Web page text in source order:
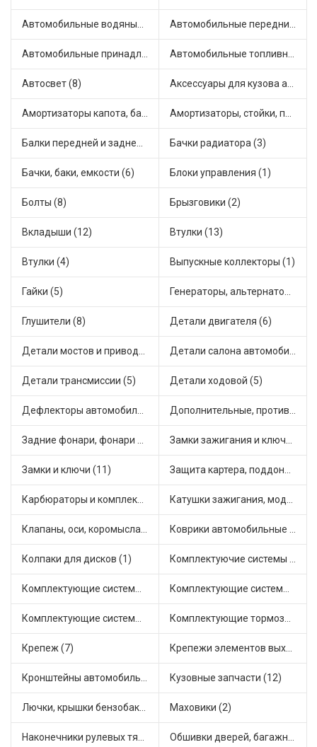
Автомобильные водяные насосы (13) Автомобильные передние фары (2)
Автомобильные принадлежности и аксессуары (2) Автомобильные топливные насосы (16)
Автосвет (8) Аксессуары для кузова автомобиля (2)
Амортизаторы капота, багажника (5) Амортизаторы, стойки, подушки стоек (23)
Балки передней и задней подвески (1) Бачки радиатора (3)
Бачки, баки, емкости (6) Блоки управления (1)
Болты (8) Брызговики (2)
Вкладыши (12) Втулки (13)
Втулки (4) Выпускные коллекторы (1)
Гайки (5) Генераторы, альтернаторы и комплектующие (7)
Глушители (8) Детали двигателя (6)
Детали мостов и привода трансмиссии (13) Детали салона автомобиля (16)
Детали трансмиссии (5) Детали ходовой (5)
Дефлекторы автомобильные (2) Дополнительные, противотуманные фары (2)
Задние фонари, фонари видимости (5) Замки зажигания и ключи (3)
Замки и ключи (11) Защита картера, поддона, КПП (1)
Карбюраторы и комплектующие (6) Катушки зажигания, модули зажигания (7)
Клапаны, оси, коромысла (6) Коврики автомобильные (3)
Колпаки для дисков (1) Комплектуючие системы стеклоочистителя (1)
Комплектующие системы выпуска отработавших газов (20) Комплектующие системы отопления (7)
Комплектующие системы питания (3) Комплектующие тормозной системы (7)
Крепеж (7) Крепежи элементов выхлопной системы (2)
Кронштейны автомобильные (2) Кузовные запчасти (12)
Лючки, крышки бензобака (6) Маховики (2)
Наконечники рулевых тяг (8) Обшивки дверей, багажника, потолков, накладки салона (1)